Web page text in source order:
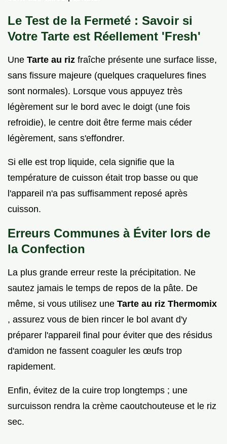
Le Test de la Fermeté : Savoir si
Votre Tarte est Réellement 'Fresh'
Une Tarte au riz fraîche présente une surface lisse,
sans fissure majeure (quelques craquelures fines
sont normales). Lorsque vous appuyez très
légèrement sur le bord avec le doigt (une fois
refroidie), le centre doit être ferme mais céder
légèrement, sans s'effondrer.
Si elle est trop liquide, cela signifie que la
température de cuisson était trop basse ou que
l'appareil n'a pas suffisamment reposé après
cuisson.
Erreurs Communes à Éviter lors de
la Confection
La plus grande erreur reste la précipitation. Ne
sautez jamais le temps de repos de la pâte. De
même, si vous utilisez une Tarte au riz Thermomix
, assurez vous de bien rincer le bol avant d'y
préparer l'appareil final pour éviter que des résidus
d'amidon ne fassent coaguler les œufs trop
rapidement.
Enfin, évitez de la cuire trop longtemps ; une
surcuisson rendra la crème caoutchouteuse et le riz
sec.